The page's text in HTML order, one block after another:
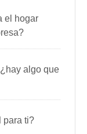
el hogar
algo que
para ti?